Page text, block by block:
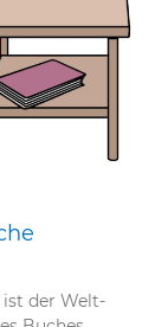
ist der Welt-